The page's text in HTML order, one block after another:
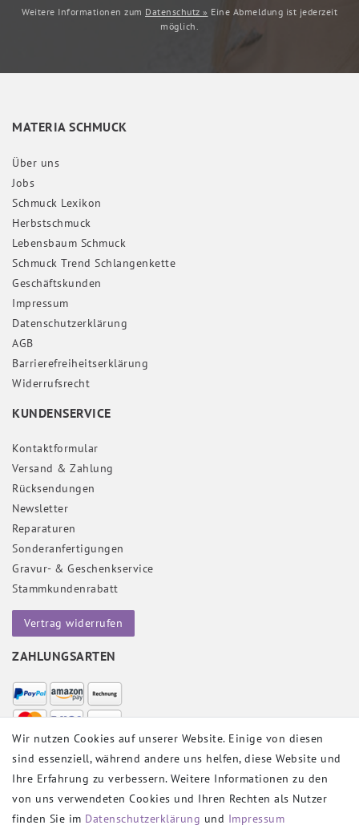
Weitere Informationen zum Datenschutz » Eine Abmeldung ist jederzeit
möglich.
MATERIA SCHMUCK
Über uns
Jobs
Schmuck Lexikon
Herbstschmuck
Lebensbaum Schmuck
Schmuck Trend Schlangenkette
Geschäftskunden
Impressum
Daten­schutz­erklärung
AGB
Barrierefreiheitserklärung
Widerrufs­recht
KUNDENSERVICE
Kontaktformular
Versand & Zahlung
Rücksendungen
Newsletter
Reparaturen
Sonderanfertigungen
Gravur- & Geschenkservice
Stammkundenrabatt
Vertrag widerrufen
ZAHLUNGSARTEN
VERSANDPARTNER
Wir nutzen Cookies auf unserer Website. Einige von diesen
sind essenziell, während andere uns helfen, diese Website und
Ihre Erfahrung zu verbessern. Weitere Informationen zu den
von uns verwendeten Cookies und Ihren Rechten als Nutzer
finden Sie im Daten­schutz­erklärung und Impressum